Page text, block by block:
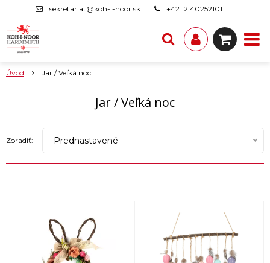
sekretariat@koh-i-noor.sk +421 2 40252101
Úvod Jar / Veľká noc
Jar / Veľká noc
Zoradiť: Prednastavené